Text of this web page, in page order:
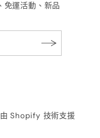
免運活動、新品
Shopify 技術支援